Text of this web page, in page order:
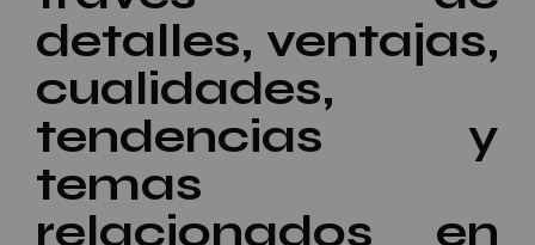
detalles, ventajas,
cualidades,
tendencias y
temas
relacionados en